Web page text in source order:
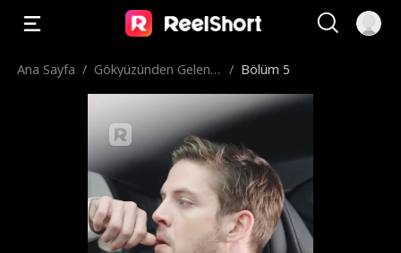
Ana Sayfa / Gökyüzünden Gelen E
/ Bölüm 5